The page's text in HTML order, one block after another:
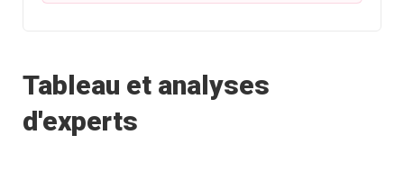
Tableau et analyses
d'experts